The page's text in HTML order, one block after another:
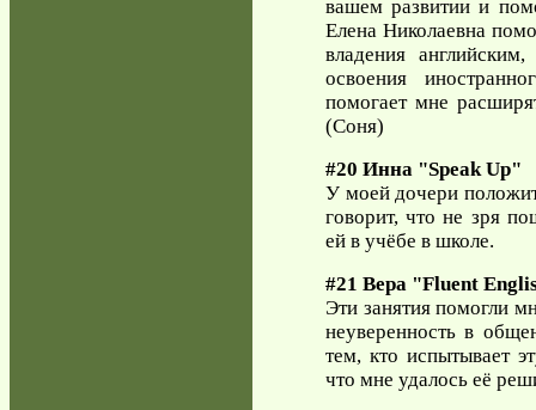
вашем развитии и
Елена Николаевна
владения
освоения
помогает мне
(Соня)
#20 Инна "Speak Up"
У моей дочери
говорит, что не зря
ей в учёбе в школе.
#21 Вера "Fluent
Эти занятия помогли
неуверенность в
тем, кто испытывает
что мне удалось её